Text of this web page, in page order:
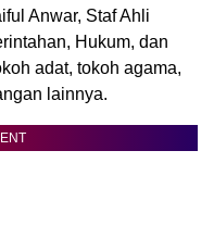
Anwar, Staf Ahli
Hukum, dan
adat, tokoh agama,
lainnya.